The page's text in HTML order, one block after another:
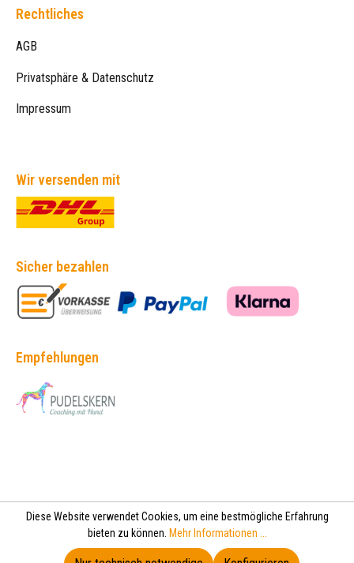
Rechtliches
AGB
Privatsphäre & Datenschutz
Impressum
Wir versenden mit
Sicher bezahlen
Empfehlungen
Diese Website verwendet Cookies, um eine bestmögliche Erfahrung
bieten zu können. Mehr Informationen ...